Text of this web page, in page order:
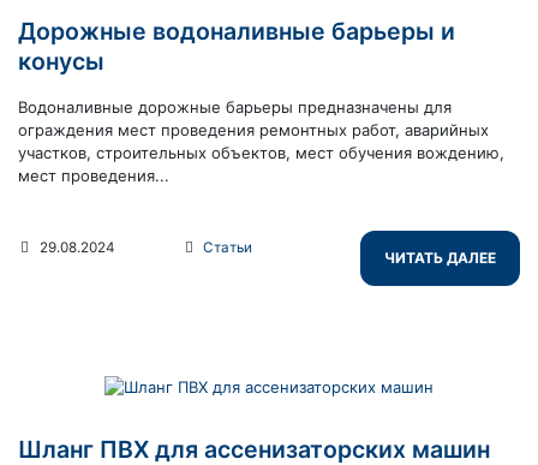
Дорожные водоналивные барьеры и
конусы
Водоналивные дорожные барьеры предназначены для
ограждения мест проведения ремонтных работ, аварийных
участков, строительных объектов, мест обучения вождению,
мест проведения...
29.08.2024 Статьи
ЧИТАТЬ ДАЛЕЕ
Шланг ПВХ для ассенизаторских машин